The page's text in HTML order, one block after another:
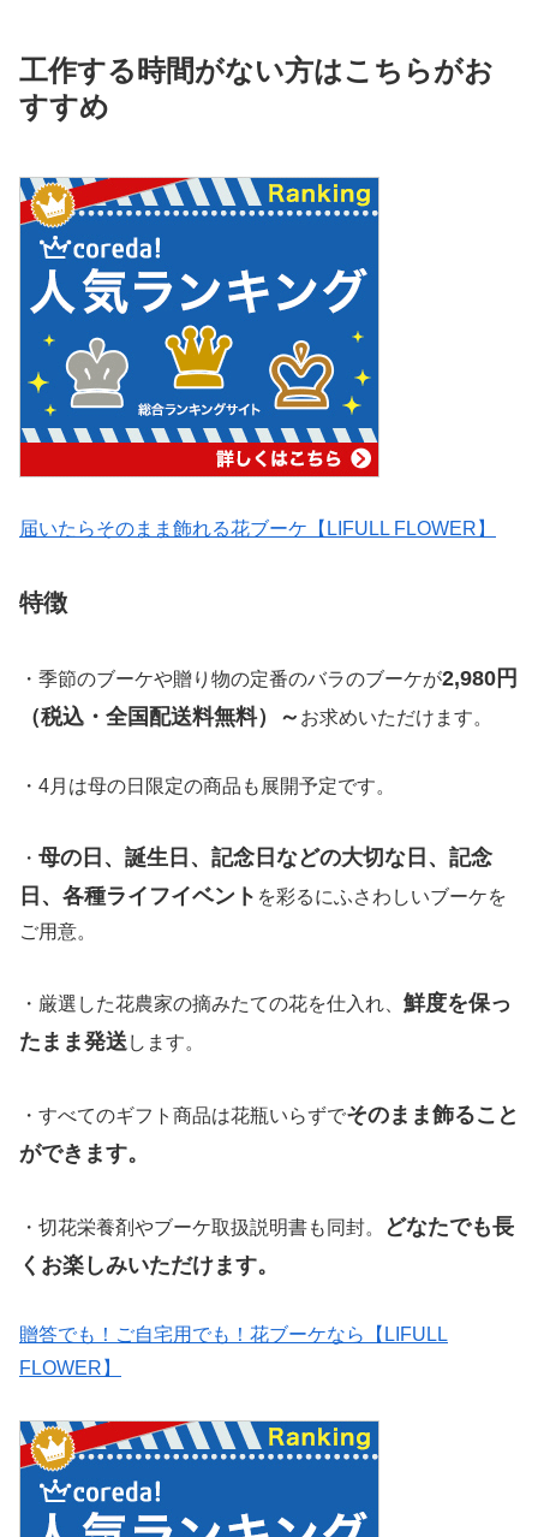
工作する時間がない方はこちらがお
すすめ
届いたらそのまま飾れる花ブーケ【LIFULL FLOWER】
特徴
・季節のブーケや贈り物の定番のバラのブーケが2,980円
（税込・全国配送料無料）～ お求めいただけます。
・4月は母の日限定の商品も展開予定です。
・ 母の日、誕生日、記念日などの大切な日、記念
日、各種ライフイベント を彩るにふさわしいブーケを
ご用意。
・厳選した花農家の摘みたての花を仕入れ、 鮮度を保っ
たまま発送します。
・すべてのギフト商品は花瓶いらずでそのまま飾ること
ができます。
・切花栄養剤やブーケ取扱説明書も同封。
どなたでも長
くお楽しみいただけます。
贈答でも！ご自宅用でも！花ブーケなら【LIFULL
FLOWER】